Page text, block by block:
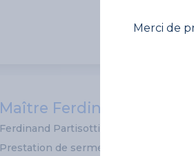
Maître Ferdinand
Ferdinand Partisotti
Prestation de serment: 14/12/2017
Merci de